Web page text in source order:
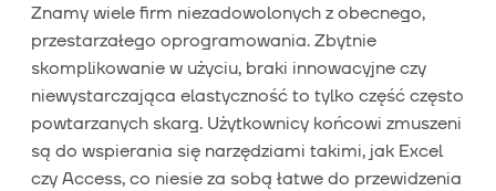
Znamy wiele firm niezadowolonych z obecnego,
przestarzałego oprogramowania. Zbytnie
skomplikowanie w użyciu, braki innowacyjne czy
niewystarczająca elastyczność to tylko część często
powtarzanych skarg. Użytkownicy końcowi zmuszeni
są do wspierania się narzędziami takimi, jak Excel
czy Access, co niesie za sobą łatwe do przewidzenia